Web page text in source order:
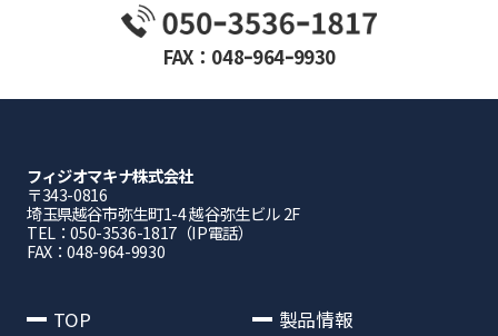
FAX：048ｰ964ｰ9930
フィジオマキナ株式会社
〒343-0816
埼⽟県越⾕市弥⽣町1-4 越⾕弥⽣ビル 2F
TEL：050-3536-1817（IP電話）
FAX：048-964-9930
TOP
製品情報